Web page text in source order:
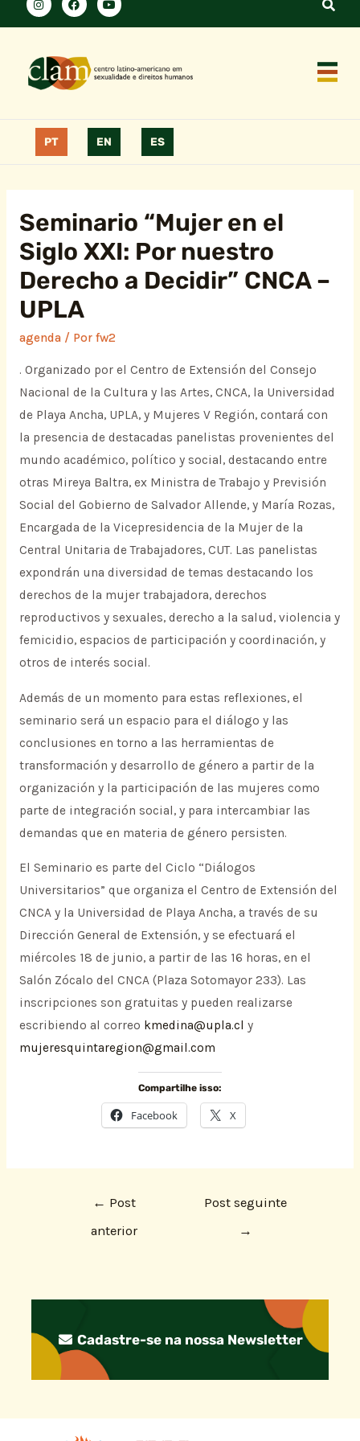
PT EN ES
Seminario “Mujer en el
Siglo XXI: Por nuestro
Derecho a Decidir” CNCA –
UPLA
agenda/ Por fw2
. Organizado por el Centro de Extensión del Consejo
Nacional de la Cultura y las Artes, CNCA, la Universidad
de Playa Ancha, UPLA, y Mujeres V Región, contará con
la presencia de destacadas panelistas provenientes del
mundo académico, político y social, destacando entre
otras Mireya Baltra, ex Ministra de Trabajo y Previsión
Social del Gobierno de Salvador Allende, y María Rozas,
Encargada de la Vicepresidencia de la Mujer de la
Central Unitaria de Trabajadores, CUT. Las panelistas
expondrán una diversidad de temas destacando los
derechos de la mujer trabajadora, derechos
reproductivos y sexuales, derecho a la salud, violencia y
femicidio, espacios de participación y coordinación, y
otros de interés social.
Además de un momento para estas reflexiones, el
seminario será un espacio para el diálogo y las
conclusiones en torno a las herramientas de
transformación y desarrollo de género a partir de la
organización y la participación de las mujeres como
parte de integración social, y para intercambiar las
demandas que en materia de género persisten.
El Seminario es parte del Ciclo “Diálogos
Universitarios” que organiza el Centro de Extensión del
CNCA y la Universidad de Playa Ancha, a través de su
Dirección General de Extensión, y se efectuará el
miércoles 18 de junio, a partir de las 16 horas, en el
Salón Zócalo del CNCA (Plaza Sotomayor 233). Las
inscripciones son gratuitas y pueden realizarse
escribiendo al correo kmedina@upla.cl y
mujeresquintaregion@gmail.com
Compartilhe isso:
Facebook X
← Post
anterior
Post seguinte
→
Cadastre-se na nossa Newsletter